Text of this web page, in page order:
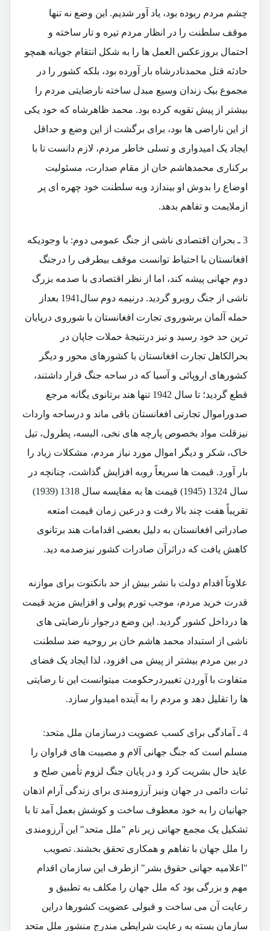
چشم مردم ربوده بود، یاد آور شدیم. این وضع نه تنها
موقف سلطنت را در انظار مردم تیره و تار ساخته و
احتمال بروزعکس العمل ها را به شکل انتقام جویانه همچو
حادثه قتل محمدنادرشاه بار آورده بود، بلکه کشور را در
مجموع بیک زندان وسیع مبدل ساخته نارضایتی مردم را
بیشتر از پیش تقویه کرده بود. محمد ظاهرشاه که خود یکی
از این ناراضی ها بود، برای برگشت از این وضع و حداقل
ایجاد یک امیدواری و تسلی خاطر مردم، لازم دانست تا با
برکناری محمدهاشم خان از مقام صدارت، مسئولیت
اوضاع را بدوش او بیندازد وبه سلطنت خود چهره ای پر
ازملایمت و تفاهم بدهد.
3 ـ بحران اقتصادی ناشی از جنگ عمومی دوم: با وجودیکه
افغانستان با احتیاط توانست موقف بیطرفی را درجنگ
دوم جهانی پیشه کند، اما از نظر اقتصادی با صدمه بزرگ
ناشی از جنگ روبرو گردید. درنیمه دوم سال1941 بعداز
حمله آلمان برشوروی تجارت افغانستان با شوروی درپایان
ترین حد خود رسید و نیز درنتیجۀ حملات جاپان در
بحرالکاهل تجارت افغانستان با کشورهای محور و دیگر
کشورهای اروپائی و آسیا که در ساحه جنگ قرار داشتند،
قطع گردید؛ تا سال 1942 تنها هند برتانوی یگانه مرجع
صدوراموال تجارتی افغانستان باقی ماند و درساحه واردات
نیزقلت مواد بخصوص پارچه های نخی، البسه، پطرول، تیل
خاک، شکر و دیگر اموال مورد نیاز مردم، مشکلات زیاد را
بار آورد. قیمت ها سریعاً روبه افزایش گذاشت، چنانچه در
سال 1324 (1945) قیمت ها به مقایسه سال 1318 (1939)
تقریباً هفت چند بالا رفت و درعین زمان قیمت امتعه
صادراتی افغانستان به دلیل بعضی اقدامات هند برتانوی
کاهش یافت که دراثرآن صادرات کشور نیزصدمه دید.
علاوتاً اقدام دولت با نشر بیش از حد بانکنوت برای موازنه
قدرت خرید مردم، موجب تورم پولی و افزایش مزید قیمت
ها درداخل کشور گردید. این وضع درجوار نارضایتی های
ناشی از استبداد محمد هاشم خان بر روحیه ضد سلطنت
در بین مردم بیشتر از پیش می افزود، لذا ایجاد یک فضای
متفاوت با آوردن تغییردرحکومت میتوانست این نا رضایتی
ها را تقلیل دهد و مردم را به آینده امیدوار سازد.
4 ـ آمادگی برای کسب عضویت درسازمان ملل متحد:
مسلم است که جنگ جهانی آلام و مصیبت های فراوان را
عاید حال بشریت کرد و در پایان جنگ لزوم تأمین صلح و
ثبات دائمی در جهان ونیز آرزومندی برای زندگی آرام اذهان
جهانیان را به خود معطوف ساخت و کوشش بعمل آمد تا با
تشکیل یک مجمع جهانی زیر نام "ملل متحد" این آرزومندی
را ملل جهان با تفاهم و همکاری تحقق بخشند. تصویب
"اعلامیه جهانی حقوق بشر" ازطرف این سازمان اقدام
مهم و بزرگی بود که ملل جهان را مکلف به تطبیق و
رعایت آن می ساخت و قبولی عضویت کشورها دراین
سازمان بسته به رعایت شرایطی مندرج منشور ملل متحد